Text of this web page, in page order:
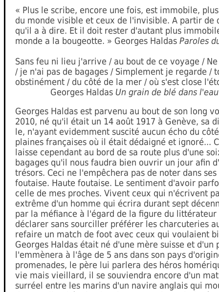
« Plus le scribe, encore une fois, est immobile,
du monde visible et ceux de l'invisible. A partir de
qu'il a à dire. Et il doit rester d'autant plus
monde a la bougeotte. » Georges Haldas Paroles
Sans feu ni lieu j'arrive / au bout de ce voyage /
/ je n'ai pas de bagages / Simplement je regarde /
obstinément / du côté de la mer / où s'est close
Georges Haldas Un grain de blé dans
Georges Haldas est parvenu au bout de son long
2010, né qu'il était un 14 août 1917 à Genève, sa
le, n'ayant evidemment suscité aucun écho du
plaines françaises où il était dédaigné et ignoré...
laisse cependant au bord de sa route plus d'une
bagages qu'il nous faudra bien ouvrir un jour afin
trésors. Ceci ne l'empêchera pas de noter dans
foutaise. Haute foutaise. Le sentiment d'avoir
celle de mes proches. Vivent ceux qui n'écrivent
extrême d'un homme qui écrira durant sept
par la méfiance à l'égard de la figure du
déclarer sans sourciller préférer les charcuteries
refaire un match de foot avec ceux qui voulaient
Georges Haldas était né d'une mère suisse et d'un
l'emmènera à l'âge de 5 ans dans son pays
promenades, le père lui parlera des héros
vie mais vieillard, il se souviendra encore d'un
surréel entre les marins d'un navire anglais qui